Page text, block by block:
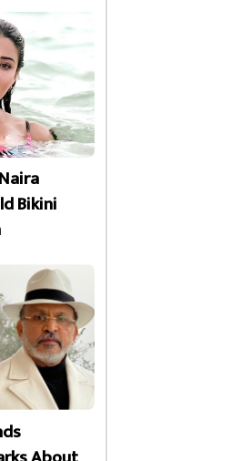
Bikini